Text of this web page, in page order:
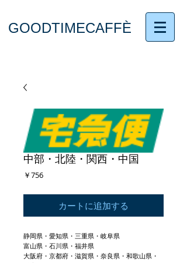
GOODTIMECAFFÈ
中部・北陸・関西・中国
￥756価
カートに追加する
静岡県・愛知県・三重県・岐阜県
富山県・石川県・福井県
大阪府・京都府・滋賀県・奈良県・和歌山県・